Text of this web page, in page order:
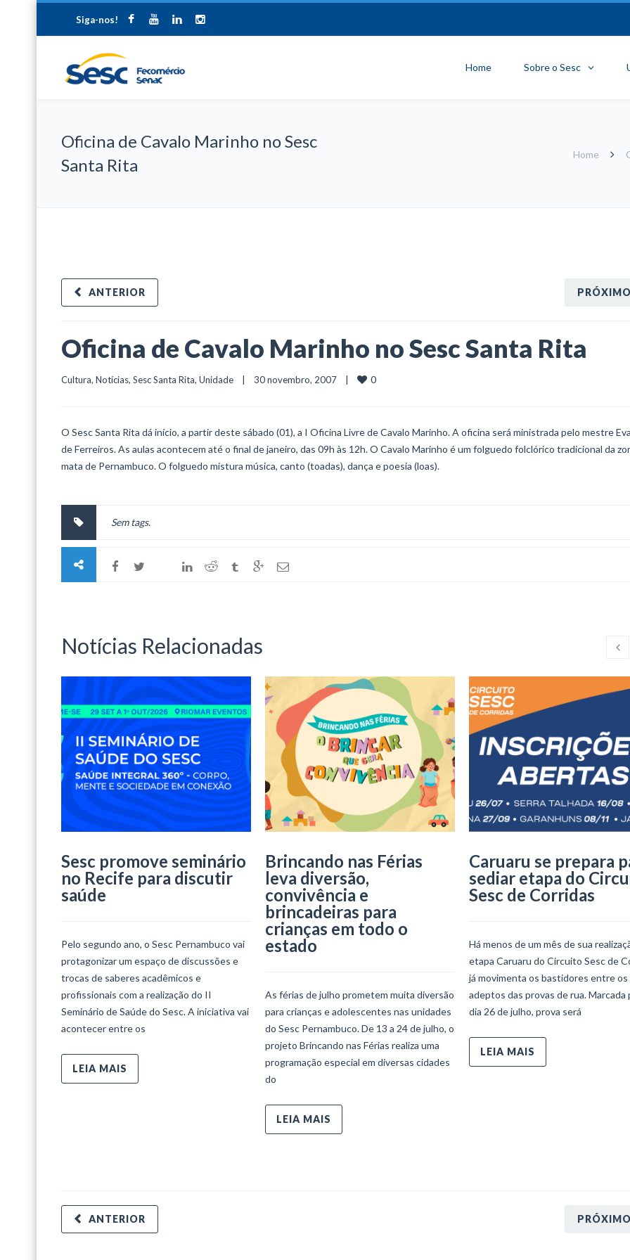
Siga-nos!
Home Sobre o Sesc
Oficina de Cavalo Marinho no Sesc
Santa Rita
Home
PRÓXIMO
ANTERIOR
Oficina de Cavalo Marinho no Sesc Santa Rita
Cultura, Notícias, Sesc Santa Rita, Unidade
    |    30 novembro, 2007    |
0
O Sesc Santa Rita dá início, a partir deste sábado (01), a I Oficina Livre de Cavalo Marinho. A oficina será ministrada pelo mestre
de Ferreiros. As aulas acontecem até o final de janeiro, das 09h às 12h. O Cavalo Marinho é um folguedo folclórico tradicional da
mata de Pernambuco. O folguedo mistura música, canto (toadas), dança e poesia (loas).
Sem tags.
Notícias Relacionadas
Sesc promove seminário
no Recife para discutir
saúde
Pelo segundo ano, o Sesc Pernambuco vai
protagonizar um espaço de discussões e
trocas de saberes acadêmicos e
profissionais com a realização do II
Seminário de Saúde do Sesc. A iniciativa vai
acontecer entre os
LEIA MAIS
Brincando nas Férias
leva diversão,
convivência e
brincadeiras para
crianças em todo o
estado
As férias de julho prometem muita diversão
para crianças e adolescentes nas unidades
do Sesc Pernambuco. De 13 a 24 de julho, o
projeto Brincando nas Férias realiza uma
programação especial em diversas cidades
do
LEIA MAIS
Caruaru se prepara
sediar etapa do
Sesc de Corridas
Há menos de um mês de sua
etapa Caruaru do Circuito Sesc de
já movimenta os bastidores entre os
adeptos das provas de rua. Marcada
dia 26 de julho, prova será
LEIA MAIS
PRÓXIMO
ANTERIOR